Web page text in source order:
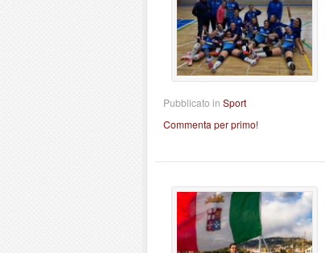
Pubblicato in Sport
Commenta per primo!